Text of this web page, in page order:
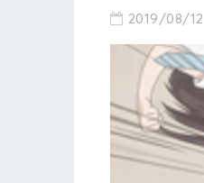
2019/08/12